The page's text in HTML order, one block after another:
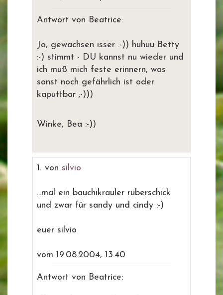
Antwort von Beatrice:
Jo, gewachsen isser :-)) huhuu Betty
:-) stimmt - DU kannst nu wieder und
ich muß mich feste erinnern, was
sonst noch gefährlich ist oder
kaputtbar ;-)))
Winke, Bea :-))
1. von silvio
...mal ein bauchikrauler rüberschick
und zwar für sandy und cindy :-)
euer silvio
vom 19.08.2004, 13.40
Antwort von Beatrice: